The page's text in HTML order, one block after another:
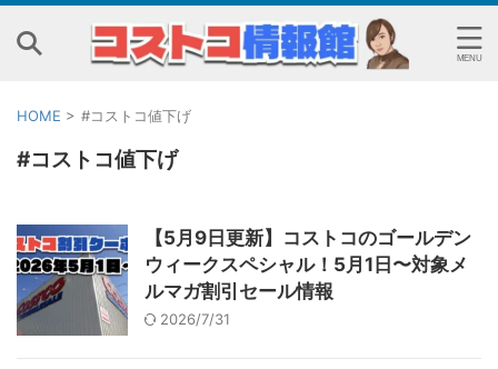
HOME > #コストコ値下げ
#コストコ値下げ
【5月9日更新】コストコのゴールデン
ウィークスペシャル！5月1日〜対象メ
ルマガ割引セール情報
2026/7/31